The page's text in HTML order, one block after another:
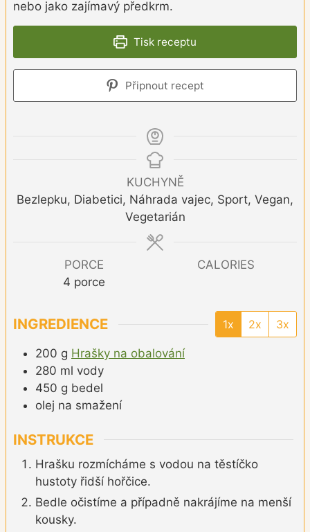
nebo jako zajímavý předkrm.
Tisk receptu
Připnout recept
KUCHYNĚ
Bezlepku, Diabetici, Náhrada vajec, Sport, Vegan,
Vegetarián
PORCE
4 porce
CALORIES
INGREDIENCE 1x 2x 3x
200 g Hrašky na obalování
280 ml vody
450 g bedel
olej na smažení
INSTRUKCE
Hrašku rozmícháme s vodou na těstíčko
hustoty řidší hořčice.
Bedle očistíme a případně nakrájíme na menší
kousky.